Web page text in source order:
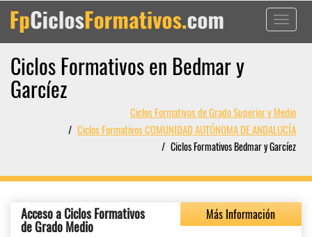
Toggle
Ciclos Formativos en Bedmar y
Garcíez
Ciclos Formativos de Grado Superior y Medio
Ciclos Formativos COMUNIDAD AUTÓNOMA DE ANDALUCÍA
Ciclos Formativos Bedmar y Garcíez
Acceso a Ciclos Formativos
de Grado Medio
Más Información